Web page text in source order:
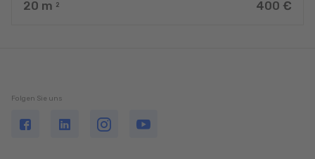
20 m 2 400 €
Folgen Sie uns